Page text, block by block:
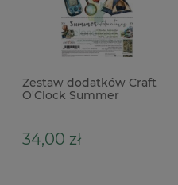
Zestaw dodatków Craft
O'Clock Summer
34,00 zł